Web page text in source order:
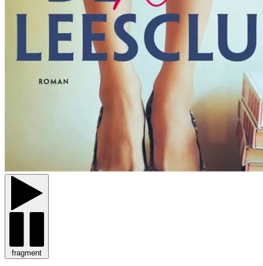
fragment